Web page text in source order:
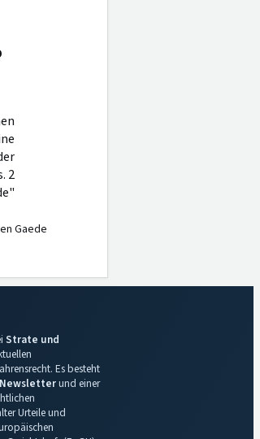
2
Gaede
Strate und
Es besteht
Newsletterund einer
Urteile und